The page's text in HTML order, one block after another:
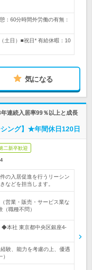
：60分時間外労働の有無：
土日）■祝日* 有給休暇：10
気になる
連続入居率99％以上と成長
ング】★年間休日120日
二新卒歓迎
の入居促進を行うリーシン
などを担当します。
営業・販売・サービス業な
職種不問）
◆本社 東京都中央区銀座4-
験、能力を考慮の上、優遇